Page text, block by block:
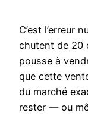
C’est l’erreur
chutent de 20
pousse à
que cette
du marché
rester — ou